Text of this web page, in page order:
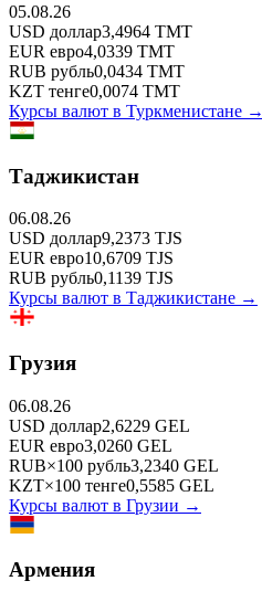
05.08.26
USD доллар3,4964 TMT
EUR евро4,0339 TMT
RUB рубль0,0434 TMT
KZT тенге0,0074 TMT
Курсы валют в Туркменистане →
Таджикистан
06.08.26
USD доллар9,2373 TJS
EUR евро10,6709 TJS
RUB рубль0,1139 TJS
Курсы валют в Таджикистане →
Грузия
06.08.26
USD доллар2,6229 GEL
EUR евро3,0260 GEL
RUB×100 рубль3,2340 GEL
KZT×100 тенге0,5585 GEL
Курсы валют в Грузии →
Армения